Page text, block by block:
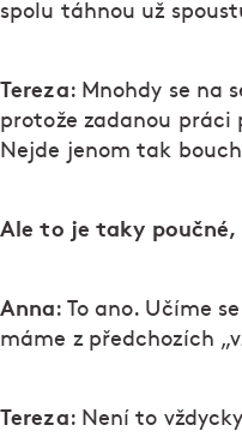
spolu táhnou už
Tereza: Mnohdy se na
protože zadanou práci
Nejde jenom tak
Ale to je taky poučné,
Anna: To ano. Učíme
máme z předchozích
Tereza: Není to